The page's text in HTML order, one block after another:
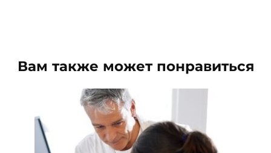
Вам также может понравиться